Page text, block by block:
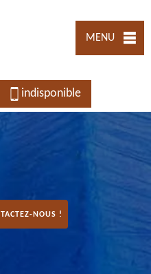
MENU
indisponible
NOUS !